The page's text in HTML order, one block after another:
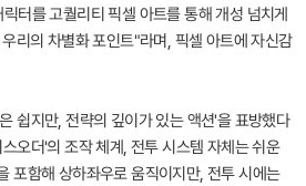
터를 고퀄리티 픽셀 아트를 통해 개성 넘치게
리의 차별화 포인트"라며, 픽셀 아트에 자신감
쉽지만, 전략의 깊이가 있는 액션'을 표방했다
오더'의 조작 체계, 전투 시스템 자체는 쉬운
포함해 상하좌우로 움직이지만, 전투 시에는